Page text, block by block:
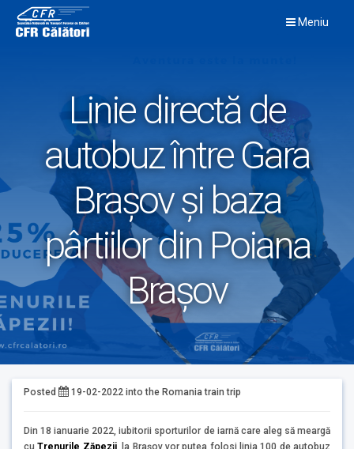
content
Meniu
Linie directă de
autobuz între Gara
Brașov și baza
pârtiilor din Poiana
Brașov
Posted 19-02-2022 into the Romania train trip
Din 18 ianuarie 2022, iubitorii sporturilor de iarnă care aleg să meargă
cuTrenurile Zăpezii
la Braşov vor putea folosi linia 100 de autobuz